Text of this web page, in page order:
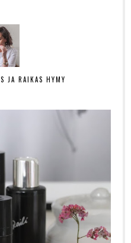
JA RAIKAS HYMY